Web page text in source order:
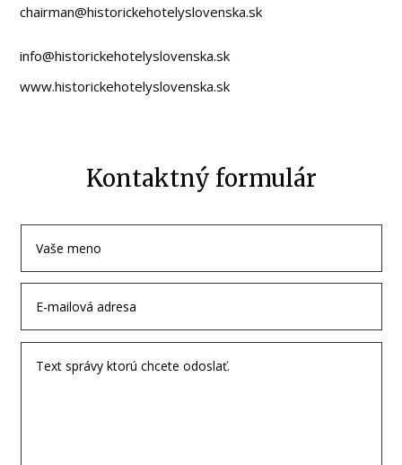
chairman@historickehotelyslovenska.sk
info@historickehotelyslovenska.sk
www.historickehotelyslovenska.sk
Kontaktný formulár